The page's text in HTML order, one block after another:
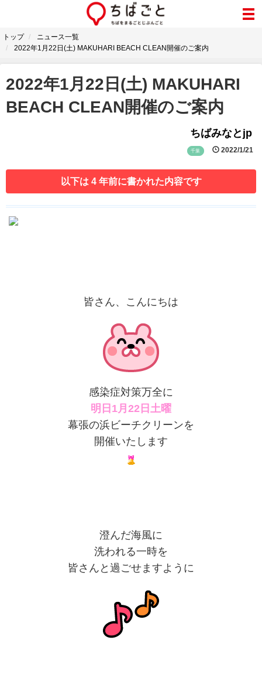
トップ
ニュース一覧
2022年1月22日(土) MAKUHARI BEACH CLEAN開催のご案内
2022年1月22日(土) MAKUHARI
BEACH CLEAN開催のご案内
ちばみなとjp
千葉 2022/1/21
以下は 4 年前に書かれた内容です
皆さん、こんにちは
感染症対策万全に
明日1月22日土曜
幕張の浜ビーチクリーンを
開催いたします
澄んだ海風に
洗われる一時を
皆さんと過ごせますように